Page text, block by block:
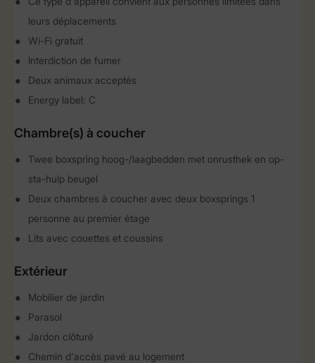
leurs déplacements
Wi-Fi gratuit
Interdiction de fumer
Deux animaux acceptés
Energy label: C
Chambre(s) à coucher
Twee boxspring hoog-/laagbedden met onrusthek en op-
sta-hulp beugel
Deux chambres à coucher avec deux boxsprings 1
personne au premier étage
Lits avec couettes et coussins
Extérieur
Mobilier de jardin
Parasol
Jardon clôturé
Chemin d'accès pavé au logement